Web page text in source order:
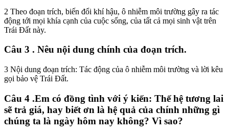
2 Theo đoạn trích, biến đổi khí hậu, ô nhiễm môi trường gây ra tác
động tới mọi khía cạnh của cuộc sống, của tất cả mọi sinh vật trên
Trái Đất này.
Câu 3 . Nêu nội dung chính của đoạn trích.
3 Nội dung đoạn trích: Tác động của ô nhiễm môi trường và lời kêu
gọi bảo vệ Trái Đất.
Câu 4 .Em có đồng tình với ý kiến: Thế hệ tương lai
sẽ trả giá, hay biết ơn là hệ quả của chính những gì
chúng ta là ngày hôm nay không? Vì sao?